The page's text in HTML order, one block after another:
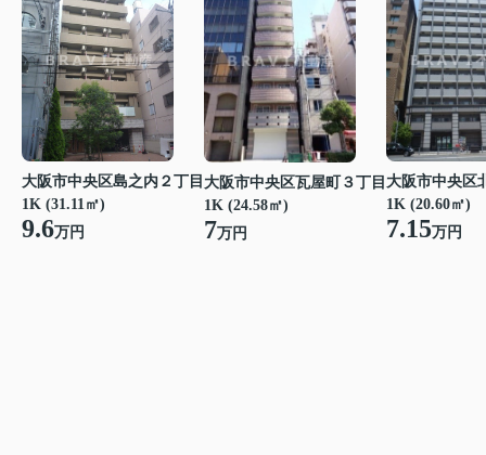
大阪市中央区島之内２丁目
1K (31.11㎡)
9.6万円
大阪市中央区瓦屋町３丁目
1K (24.58㎡)
7万円
大阪市中央区
1K (20.60㎡)
7.15万円